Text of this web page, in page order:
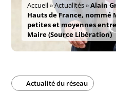
Accueil»Actualités»Alain
Hauts de France, nommé
petites et moyennes
Maire (Source Libération)
Actualité du réseau